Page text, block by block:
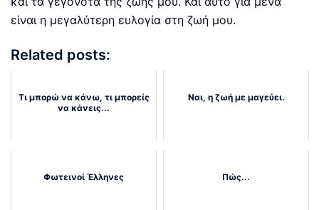
είναι η μεγαλύτερη ευλογία στη ζωή μου.
Related posts:
Τι μπορώ να κάνω, τι μπορείς
να κάνεις...
Ναι, η ζωή με μαγεύει.
Φωτεινοί Έλληνες Πώς...